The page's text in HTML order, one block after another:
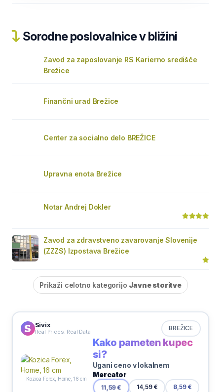
Sorodne poslovalnice v bližini
Zavod za zaposlovanje RS Karierno središče
Brežice
Finančni urad Brežice
Center za socialno delo BREŽICE
Upravna enota Brežice
Notar Andrej Dokler
Zavod za zdravstveno zavarovanje Slovenije
(ZZZS) Izpostava Brežice
Prikaži celotno kategorijo Javne storitve
Sivix
Real Prices. Real Data BREŽICE
Kozica Forex, Home, 16 cm
Kako pameten kupec
si?
Ugani ceno v lokalnem
Mercator
11,59 € 14,59 € 8,59 €